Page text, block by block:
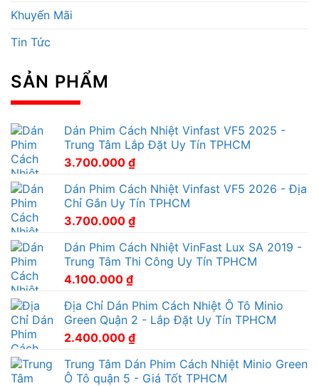
Khuyến Mãi
Tin Tức
SẢN PHẨM
Dán Phim Cách Nhiệt Vinfast VF5 2025 -
Trung Tâm Lắp Đặt Uy Tín TPHCM
3.700.000 ₫
Dán Phim Cách Nhiệt Vinfast VF5 2026 - Địa
Chỉ Gắn Uy Tín TPHCM
3.700.000 ₫
Dán Phim Cách Nhiệt VinFast Lux SA 2019 -
Trung Tâm Thi Công Uy Tín TPHCM
4.100.000 ₫
Địa Chỉ Dán Phim Cách Nhiệt Ô Tô Minio
Green Quận 2 - Lắp Đặt Uy Tín TPHCM
2.400.000 ₫
Trung Tâm Dán Phim Cách Nhiệt Minio Green
Ô Tô quận 5 - Giá Tốt TPHCM